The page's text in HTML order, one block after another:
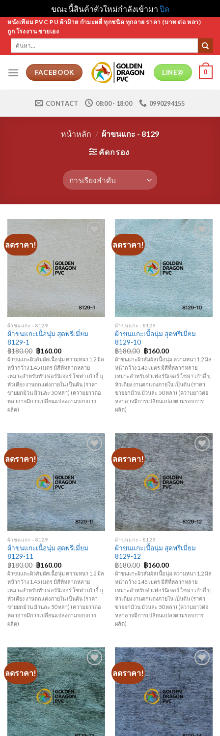
ขณะนี้สินค้าตัวใหม่กำลังเข้ามา ปิด
Skip
content
หนังเทียม PVC PU ผ้าฝ้าย กำมะหยี่ ทุกชนิด ทุกลาย ราคา (บาท ต่อ หลา)
ถูก โรงงาน ขายเอง
ค้นหา:
FACEBOOK LINE@ 0
CONTACT 08:00 - 18:00 0990294155
หน้าหลัก / ผ้าขนแกะ - 8129
คัดกรอง
ลดราคา!
Wishlist
ผ้าขนแกะ - 8129
ผ้าขนแกะเนื้อนุ่ม สุดพรีเมี่ยม
8129-1
฿180.00 Original
price
was:
฿180.00.
฿160.00Current
price
is:
฿160.00.
ผ้าขนแกะผิวสัมผัสเนื้อนุ่ม ความหนา 1.2 มิล
หน้ากว้าง 1.45 เมตร มีสีที่หลากหลาย
เหมาะสำหรับทำเฟอร์นิเจอร์ โซฟา เก้าอี้ บุ
หัวเตียง งานตกแต่งภายใน เป็นต้น (ราคา
ขายยกม้วน ม้วนละ 50 หลา) (ความยาวต่อ
หลาอาจมีการเปลี่ยนแปลงตามรอบการ
ผลิต)
ลดราคา!
Add to
Wishlist
ผ้าขนแกะ - 8129
ผ้าขนแกะเนื้อนุ่ม สุดพรีเมี่ยม
8129-10
฿180.00 Original
price
was:
฿180.00.
฿160.00Current
price
is:
฿160.00.
ผ้าขนแกะผิวสัมผัสเนื้อนุ่ม ความหนา 1.2 มิล
หน้ากว้าง 1.45 เมตร มีสีที่หลากหลาย
เหมาะสำหรับทำเฟอร์นิเจอร์ โซฟา เก้าอี้ บุ
หัวเตียง งานตกแต่งภายใน เป็นต้น (ราคา
ขายยกม้วน ม้วนละ 50 หลา) (ความยาวต่อ
หลาอาจมีการเปลี่ยนแปลงตามรอบการ
ผลิต)
ลดราคา!
Add to
Wishlist
ผ้าขนแกะ - 8129
ผ้าขนแกะเนื้อนุ่ม สุดพรีเมี่ยม
8129-11
฿180.00 Original
price
was:
฿180.00.
฿160.00Current
price
is:
฿160.00.
ผ้าขนแกะผิวสัมผัสเนื้อนุ่ม ความหนา 1.2 มิล
หน้ากว้าง 1.45 เมตร มีสีที่หลากหลาย
เหมาะสำหรับทำเฟอร์นิเจอร์ โซฟา เก้าอี้ บุ
หัวเตียง งานตกแต่งภายใน เป็นต้น (ราคา
ขายยกม้วน ม้วนละ 50 หลา) (ความยาวต่อ
หลาอาจมีการเปลี่ยนแปลงตามรอบการ
ผลิต)
ลดราคา!
Add to
Wishlist
ผ้าขนแกะ - 8129
ผ้าขนแกะเนื้อนุ่ม สุดพรีเมี่ยม
8129-12
฿180.00 Original
price
was:
฿180.00.
฿160.00Current
price
is:
฿160.00.
ผ้าขนแกะผิวสัมผัสเนื้อนุ่ม ความหนา 1.2 มิล
หน้ากว้าง 1.45 เมตร มีสีที่หลากหลาย
เหมาะสำหรับทำเฟอร์นิเจอร์ โซฟา เก้าอี้ บุ
หัวเตียง งานตกแต่งภายใน เป็นต้น (ราคา
ขายยกม้วน ม้วนละ 50 หลา) (ความยาวต่อ
หลาอาจมีการเปลี่ยนแปลงตามรอบการ
ผลิต)
ลดราคา!
Add to
Wishlist
ลดราคา!
Add to
Wishlist